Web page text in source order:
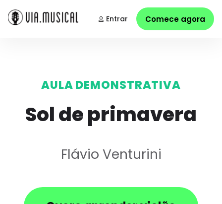
Entrar Comece agora
AULA DEMONSTRATIVA
Sol de primavera
Flávio Venturini